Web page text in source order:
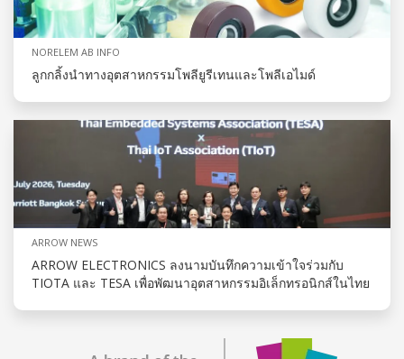
NORELEM AB INFO
ลูกกลิ้งนำทางอุตสาหกรรมโพลียูรีเทนและโพลีเอไมด์
ARROW NEWS
ARROW ELECTRONICS ลงนามบันทึกความเข้าใจร่วมกับ
TIOTA และ TESA เพื่อพัฒนาอุตสาหกรรมอิเล็กทรอนิกส์ในไทย